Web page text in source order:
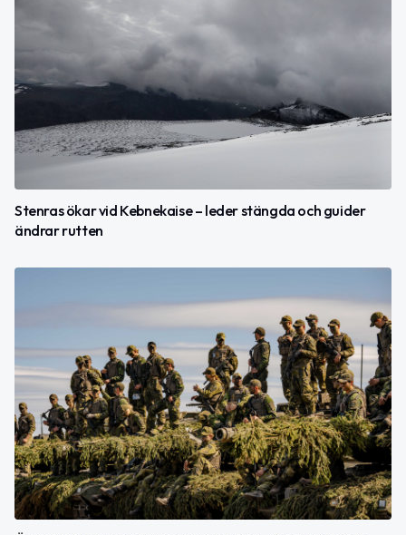
Stenras ökar vid Kebnekaise – leder stängda och guider
ändrar rutten